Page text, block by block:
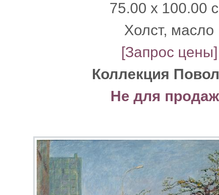
75.00 x 100.00
Xолст, масло
[Запрос цены]
Коллекция
Не для